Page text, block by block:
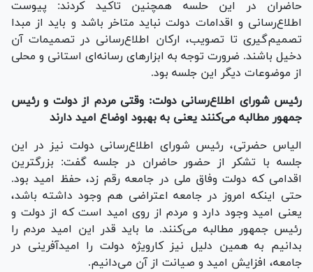
حاضران در این حلسه همچنین تاکید کردند: پیوست
اطلاع‌رسانی و اقدامات دولت نباید متاخر باشد و باید از مبدا
تصمیم‌گیری تا تصویب، ارکان اطلاع‌رسانی در تصمیمات آن
دخیل باشند. ضرورت توجه به ابزار‌های رسانه‌ای استانی و محلی
از موضوعات دیگر این جلسه بود.
رئیس شورای اطلاع‌رسانی دولت: وقتی مردم از دولت و رئیس
جمهور مطالبه می‌کنند یعنی به بهبود اوضاع امید دارند
الیاس حضرتی، رئیس شورای اطلاع‌رسانی دولت نیز در این
جلسه با تشکر از حضور حاضران در جلسه گفت: بزرگترین
اقدامی که دولت وفاق ملی در جامعه رقم زد، حفظ امید بود.
حتی اینکه امروز در جامعه اعتراضی هم وجود داشته باشد،
یعنی امید وجود دارد و مردم از روی امید است که از دولت و
رئیس جمهور مطالبه می‌کنند. ما باید قدر این امید مردم را
بدانیم به همین دلیل نیز کارویژه دولت را امیدآفرینی در
جامعه، افزایش امید و صیانت از آن می‌دانیم.